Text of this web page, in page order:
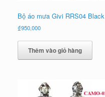
Bộ áo mưa Givi RRS04 Black
₫950,000
Thêm vào giỏ hàng